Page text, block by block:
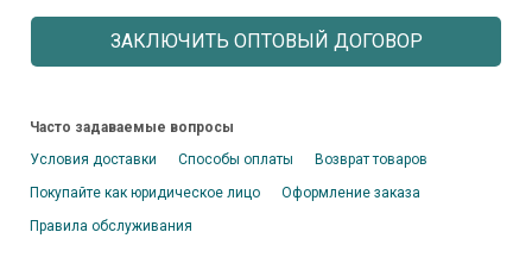
ЗАКЛЮЧИТЬ ОПТОВЫЙ ДОГОВОР
Часто задаваемые вопросы
Условия доставки
Способы оплаты
Возврат товаров
Покупайте как юридическое лицо
Оформление заказа
Правила обслуживания